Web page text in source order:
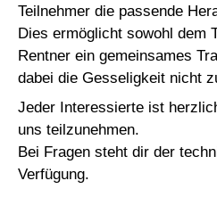
Teilnehmer die passende
Dies ermöglicht sowohl dem
Rentner ein gemeinsames
dabei die Gesseligkeit nicht
Jeder Interessierte ist
uns teilzunehmen.
Bei Fragen steht dir der
Verfügung.